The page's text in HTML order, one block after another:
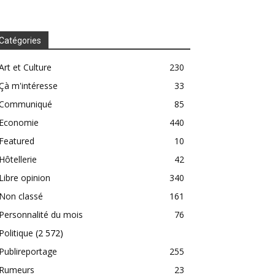
et Culture
230
m'intéresse
33
85
440
10
42
opinion
340
classé
161
du mois
76
(2 572)
255
23